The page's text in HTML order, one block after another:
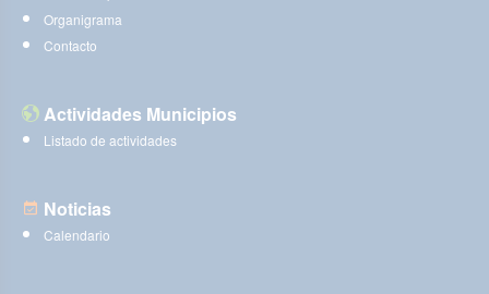
Organigrama
Contacto
Actividades Municipios
Listado de actividades
Noticias
Calendario